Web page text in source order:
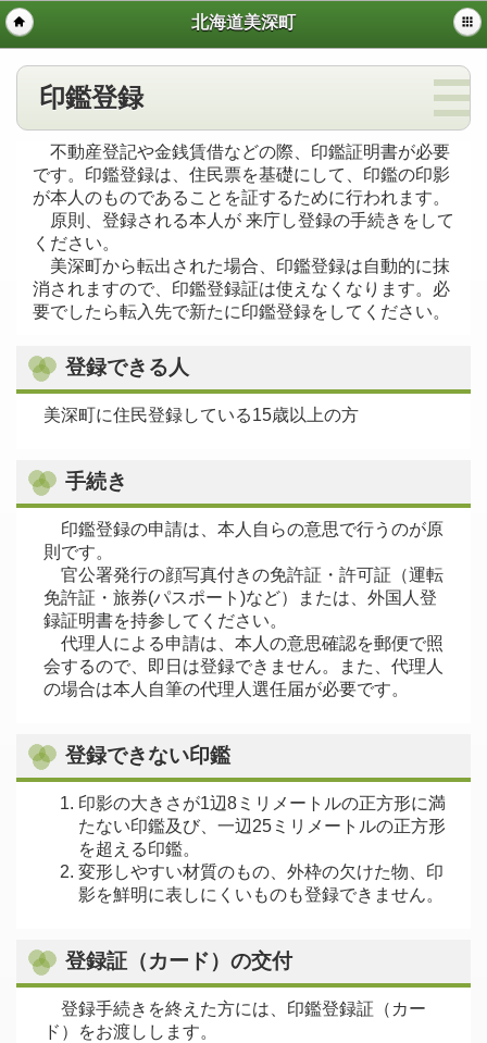
北海道美深町
印鑑登録
不動産登記や金銭賃借などの際、印鑑証明書が必要
です。印鑑登録は、住民票を基礎にして、印鑑の印影
が本人のものであることを証するために行われます。
原則、登録される本人が 来庁し登録の手続きをして
ください。
美深町から転出された場合、印鑑登録は自動的に抹
消されますので、印鑑登録証は使えなくなります。必
要でしたら転入先で新たに印鑑登録をしてください。
登録できる人
美深町に住民登録している15歳以上の方
手続き
印鑑登録の申請は、本人自らの意思で行うのが原
則です。
官公署発行の顔写真付きの免許証・許可証（運転
免許証・旅券(パスポート)など）または、外国人登
録証明書を持参してください。
代理人による申請は、本人の意思確認を郵便で照
会するので、即日は登録できません。また、代理人
の場合は本人自筆の代理人選任届が必要です。
登録できない印鑑
印影の大きさが1辺8ミリメートルの正方形に満
たない印鑑及び、一辺25ミリメートルの正方形
を超える印鑑。
変形しやすい材質のもの、外枠の欠けた物、印
影を鮮明に表しにくいものも登録できません。
登録証（カード）の交付
登録手続きを終えた方には、印鑑登録証（カー
ド）をお渡しします。